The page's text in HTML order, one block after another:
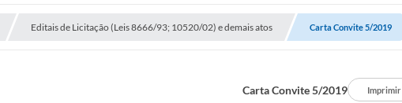
Editais de Licitação (Leis 8666/93; 10520/02) e demais atos Carta Convite 5/2019
Carta Convite 5/2019 Imprimir